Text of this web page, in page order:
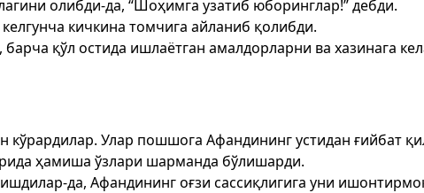
олибди-да, “Шоҳимга узатиб юборинглар!” дебди.
кичкина томчига айланиб қолибди.
қўл остида ишлаётган амалдорларни ва хазинага
Улар пошшога Афандининг устидан ғийбат
ҳамиша ўзлари шарманда бўлишарди.
да, Афандининг оғзи сассиқлигига уни